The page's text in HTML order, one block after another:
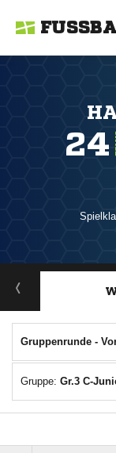
24
Gruppenrunde -
Gruppe: Gr.3 C-